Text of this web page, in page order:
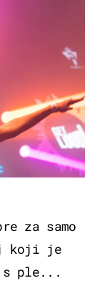
za samo
koji je
s ple...